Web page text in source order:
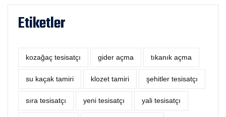
Etiketler
kozağaç tesisatçı ‎gider açma tıkanık açma
su kaçak tamiri klozet tamiri şehitler tesisatçı
sıra tesisatçı yeni tesisatçı yali tesisatçı